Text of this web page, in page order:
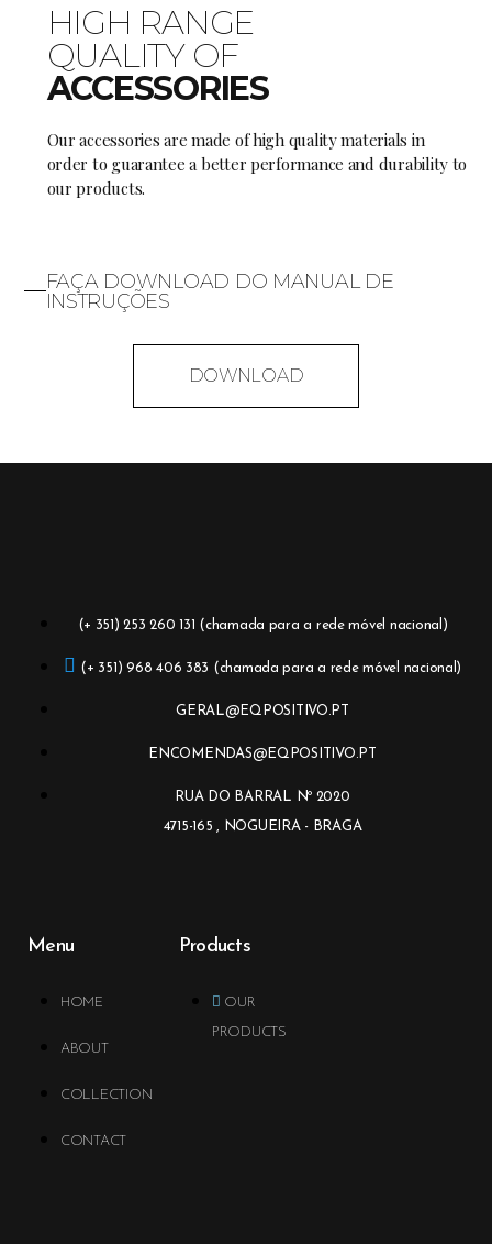
HIGH RANGE
QUALITY OF
ACCESSORIES
Our accessories are made of high quality materials in
order to guarantee a better performance and durability to
our products.
FAÇA DOWNLOAD DO MANUAL DE
INSTRUÇÕES
DOWNLOAD
(+ 351) 253 260 131 (chamada para a rede móvel nacional)
(+ 351) 968 406 383 (chamada para a rede móvel nacional)
GERAL@EQPOSITIVO.PT
ENCOMENDAS@EQPOSITIVO.PT
RUA DO BARRAL Nº 2020
4715-165 , NOGUEIRA - BRAGA
Menu
HOME
ABOUT
COLLECTION
CONTACT
Products
OUR
PRODUCTS